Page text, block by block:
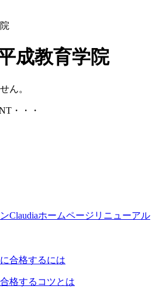
成教育学院
ん。
・・・
Claudiaホームページリニューアル
格するコツとは